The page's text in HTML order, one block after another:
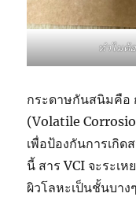
ทำไมต้
กระดาษกันสนิมคือ
(Volatile
เพื่อป้องกันการเกิ
นี้ สาร VCI จะระเ
ผิวโลหะเป็นชั้นบา